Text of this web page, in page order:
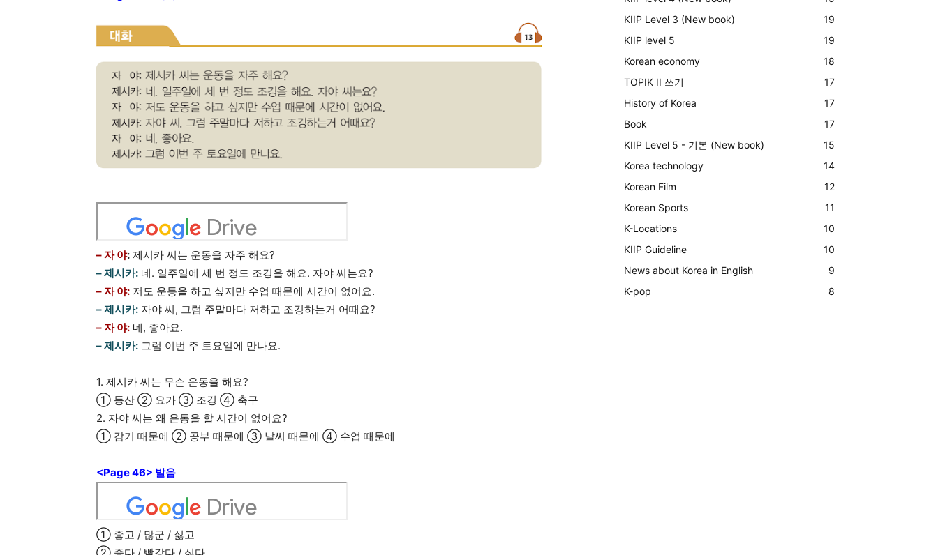
– 자 야: 제시카 씨는 운동을 자주 해요?
– 제시카: 네. 일주일에 세 번 정도 조깅을 해요. 자야 씨는요?
– 자 야: 저도 운동을 하고 싶지만 수업 때문에 시간이 없어요.
– 제시카: 자야 씨, 그럼 주말마다 저하고 조깅하는거 어때요?
– 자 야: 네, 좋아요.
– 제시카: 그럼 이번 주 토요일에 만나요.
1. 제시카 씨는 무슨 운동을 해요?
① 등산 ② 요가 ③ 조깅 ④ 축구
2. 자야 씨는 왜 운동을 할 시간이 없어요?
① 감기 때문에 ② 공부 때문에 ③ 날씨 때문에 ④ 수업 때문에
<Page 46> 발음
① 좋고 / 많군 / 싫고
KIIP Level 3 (New book)
19
KIIP level 5
19
Korean economy
18
TOPIK II 쓰기
17
History of Korea
17
Book
17
KIIP Level 5 - 기본 (New book)
15
Korea technology
14
Korean Film
12
Korean Sports
11
K-Locations
10
KIIP Guideline
10
News about Korea in English
9
K-pop
8